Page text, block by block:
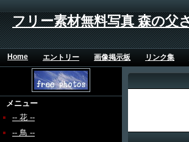
フリー素材無料写真 森の父
Home エントリー 画像掲示板 リンク集
メニュー
-- 花 --
-- 鳥 --